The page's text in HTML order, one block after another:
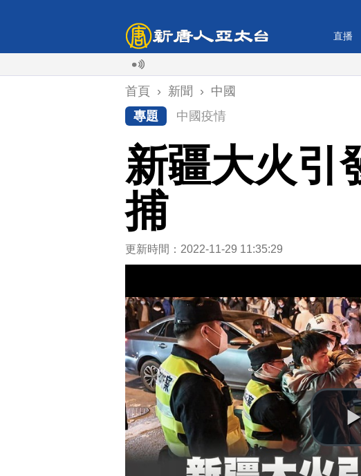
直播
首頁 › 新聞 › 中國
專題
中國疫情
新疆大火引
捕
更新時間：2022-11-29 11:35:29